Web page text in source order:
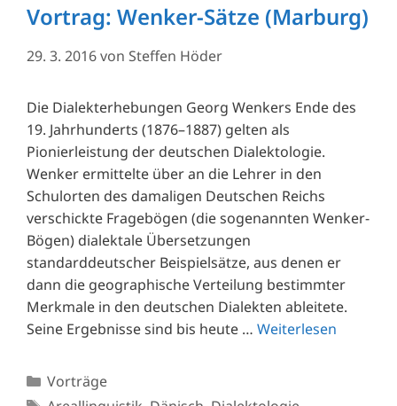
Vortrag: Wenker-Sätze (Marburg)
29. 3. 2016von Steffen Höder
Die Dialekterhebungen Georg Wenkers Ende des
19. Jahrhunderts (1876–1887) gelten als
Pionierleistung der deutschen Dialektologie.
Wenker ermittelte über an die Lehrer in den
Schulorten des damaligen Deutschen Reichs
verschickte Fragebögen (die sogenannten Wenker-
Bögen) dialektale Übersetzungen
standarddeutscher Beispielsätze, aus denen er
dann die geographische Verteilung bestimmter
Merkmale in den deutschen Dialekten ableitete.
Seine Ergebnisse sind bis heute … Weiterlesen
Kategorien
Vorträge